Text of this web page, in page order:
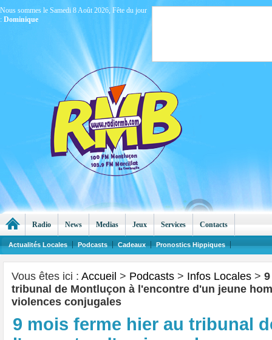
Vous êtes ici : Accueil > Podcasts > Infos Locales >
tribunal de Montluçon à l'encontre d'un jeune
violences conjugales
9 mois ferme hier au tribunal
Radio News Medias Jeux Services Contacts
Actualités Locales Podcasts Cadeaux Pronostics Hippiques
Nous sommes le Samedi 8 Août 2026, Fête du jour
: Dominique